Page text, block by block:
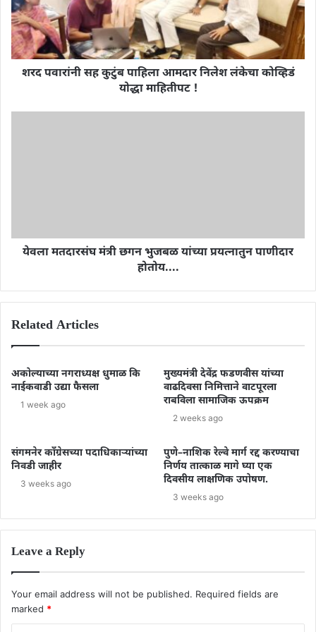
शरद पवारांनी सह कुटुंब पाहिला आमदार निलेश लंकेचा कोव्हिडं
योद्धा माहितीपट !
येवला मतदारसंघ मंत्री छगन भुजबळ यांच्या प्रयत्नातुन पाणीदार
होतोय....
Related Articles
अकोल्याच्या नगराध्यक्ष धुमाळ कि
नाईकवाडी उद्या फैसला
1 week ago
मुख्यमंत्री देवेंद्र फडणवीस यांच्या
वाढदिवसा निमित्ताने वाटपूरला
राबविला सामाजिक ऊपक्रम
2 weeks ago
संगमनेर काँग्रेसच्या पदाधिकाऱ्यांच्या
निवडी जाहीर
3 weeks ago
पुणे–नाशिक रेल्वे मार्ग रद्द करण्याचा
निर्णय तात्काळ मागे घ्या एक
दिवसीय लाक्षणिक उपोषण.
3 weeks ago
Leave a Reply
Your email address will not be published. Required fields are
marked *